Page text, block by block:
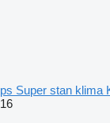
ps Super stan klima
16